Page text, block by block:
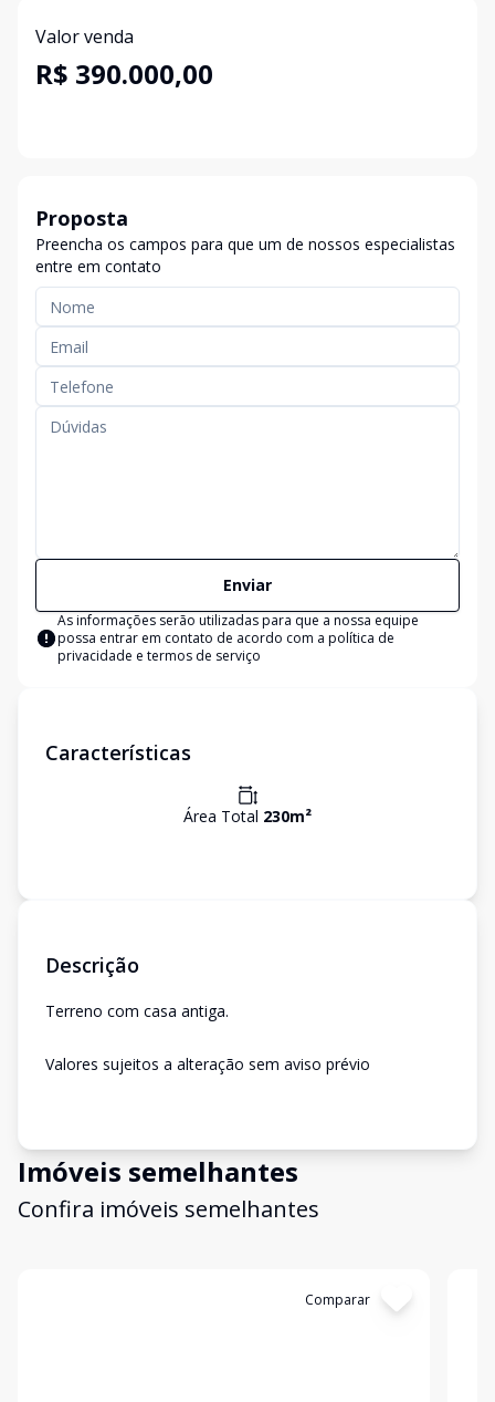
Valor venda
R$ 390.000,00
Proposta
Preencha os campos para que um de nossos especialistas
entre em contato
Enviar
As informações serão utilizadas para que a nossa equipe
possa entrar em contato de acordo com a política de
privacidade e termos de serviço
Características
Área Total 230m²
Descrição
Terreno com casa antiga.
Valores sujeitos a alteração sem aviso prévio
Imóveis semelhantes
Confira imóveis semelhantes
Comparar